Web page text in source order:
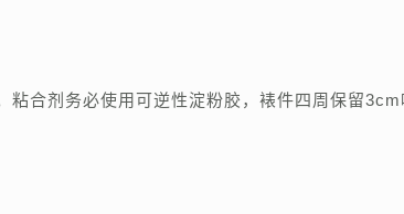
合剂务必使用可逆性淀粉胶，裱件四周保留3cm